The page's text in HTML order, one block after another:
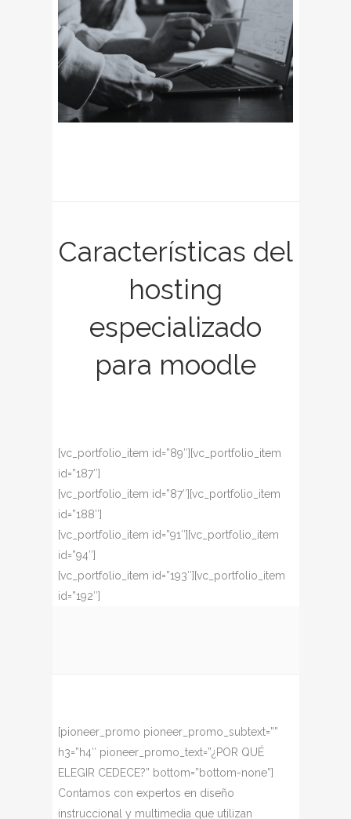
Características del
hosting
especializado
para moodle
[vc_portfolio_item id=”89″][vc_portfolio_item
id=”187″]
[vc_portfolio_item id=”87″][vc_portfolio_item
id=”188″]
[vc_portfolio_item id=”91″][vc_portfolio_item
id=”94″]
[vc_portfolio_item id=”193″][vc_portfolio_item
id=”192″]
[pioneer_promo pioneer_promo_subtext=””
h3=”h4″ pioneer_promo_text=”¿POR QUÉ
ELEGIR CEDECE?” bottom=”bottom-none”]
Contamos con expertos en diseño
instruccional y multimedia que utilizan